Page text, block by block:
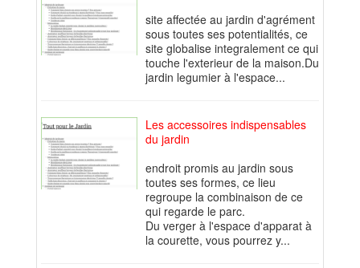
site affectée au jardin d'agrément
sous toutes ses potentialités, ce
site globalise integralement ce qui
touche l'exterieur de la maison.Du
jardin legumier à l'espace...
Les accessoires indispensables
du jardin
endroit promis au jardin sous
toutes ses formes, ce lieu
regroupe la combinaison de ce
qui regarde le parc.
Du verger à l'espace d'apparat à
la courette, vous pourrez y...